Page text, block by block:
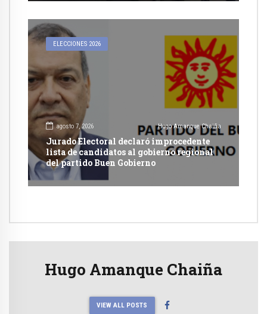
ELECCIONES 2026
agosto 7, 2026 Hugo Amanque Chaiña
Jurado Electoral declaró improcedente
lista de candidatos al gobierno regional
del partido Buen Gobierno
Hugo Amanque Chaiña
VIEW ALL POSTS